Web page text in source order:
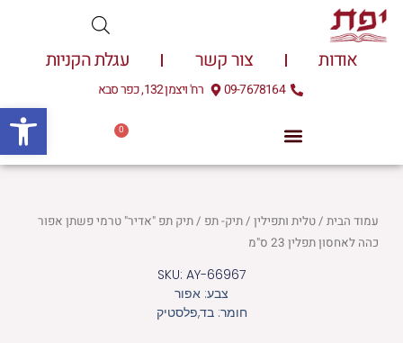
דילוג
לתוכן
אודות צור קשר עגלת הקניות
09-7678164 רח' ויצמן 132, כפר סבא
0
עגלת
עמוד הבית/טלית ותפילין/תיק- תפ / תיק תפ "אדיר" טרמי פשתן אפור
כהה לאחסון תפלין 23 ס"מ
SKU: AY-66967
צבע: אפור
חומר: בד,פלסטיק